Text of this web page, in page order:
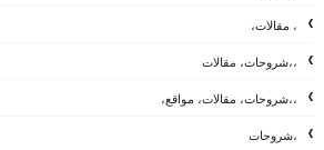
، مقالات،
،،شروحات، مقالات
،،شروحات، مقالات، مواقع،
،شروحات